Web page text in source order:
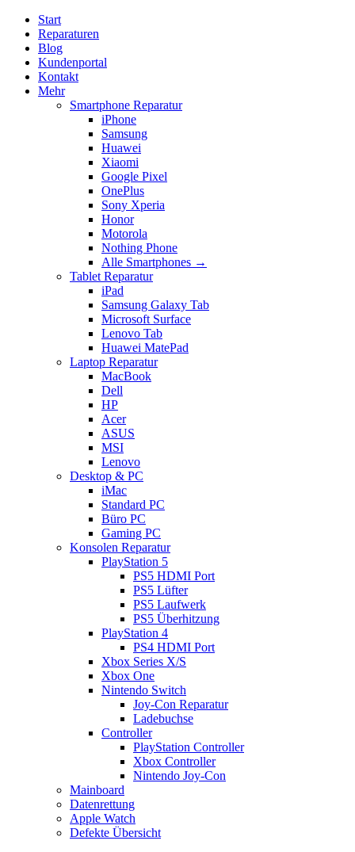
Start
Reparaturen
Blog
Kundenportal
Kontakt
Mehr
Smartphone Reparatur
iPhone
Samsung
Huawei
Xiaomi
Google Pixel
OnePlus
Sony Xperia
Honor
Motorola
Nothing Phone
Alle Smartphones →
Tablet Reparatur
iPad
Samsung Galaxy Tab
Microsoft Surface
Lenovo Tab
Huawei MatePad
Laptop Reparatur
MacBook
Dell
HP
Acer
ASUS
MSI
Lenovo
Desktop & PC
iMac
Standard PC
Büro PC
Gaming PC
Konsolen Reparatur
PlayStation 5
PS5 HDMI Port
PS5 Lüfter
PS5 Laufwerk
PS5 Überhitzung
PlayStation 4
PS4 HDMI Port
Xbox Series X/S
Xbox One
Nintendo Switch
Joy-Con Reparatur
Ladebuchse
Controller
PlayStation Controller
Xbox Controller
Nintendo Joy-Con
Mainboard
Datenrettung
Apple Watch
Defekte Übersicht